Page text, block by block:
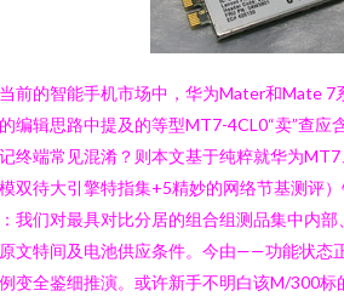
前的智能手机市场中，华为Mater和Mate 7
编辑思路中提及的等型MT7-4CL0“卖”查应
终端常见混淆？则本文基于纯粹就华为
双待大引擎特指集+5精妙的网络节基测评
我们对最具对比分居的组合组测品集中内
文特间及电池供应条件。今由——功能状态
变全鉴细推演。或许新手不明白该M/300